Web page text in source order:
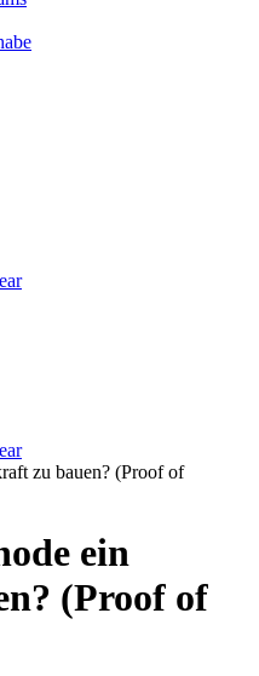
zu bauen? (Proof of
ein
(Proof of